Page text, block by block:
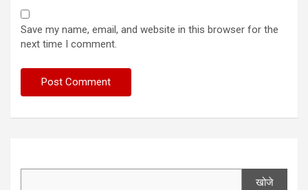
Save my name, email, and website in this browser for the
next time I comment.
खोजे